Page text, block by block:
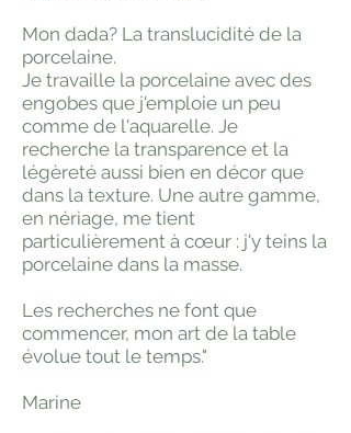
Mon dada? La translucidité de la
porcelaine.
Je travaille la porcelaine avec des
engobes que j'emploie un peu
comme de l'aquarelle. Je
recherche la transparence et la
légèreté aussi bien en décor que
dans la texture. Une autre gamme,
en nériage, me tient
particulièrement à cœur : j'y teins la
porcelaine dans la masse.
Les recherches ne font que
commencer, mon art de la table
évolue tout le temps."
Marine